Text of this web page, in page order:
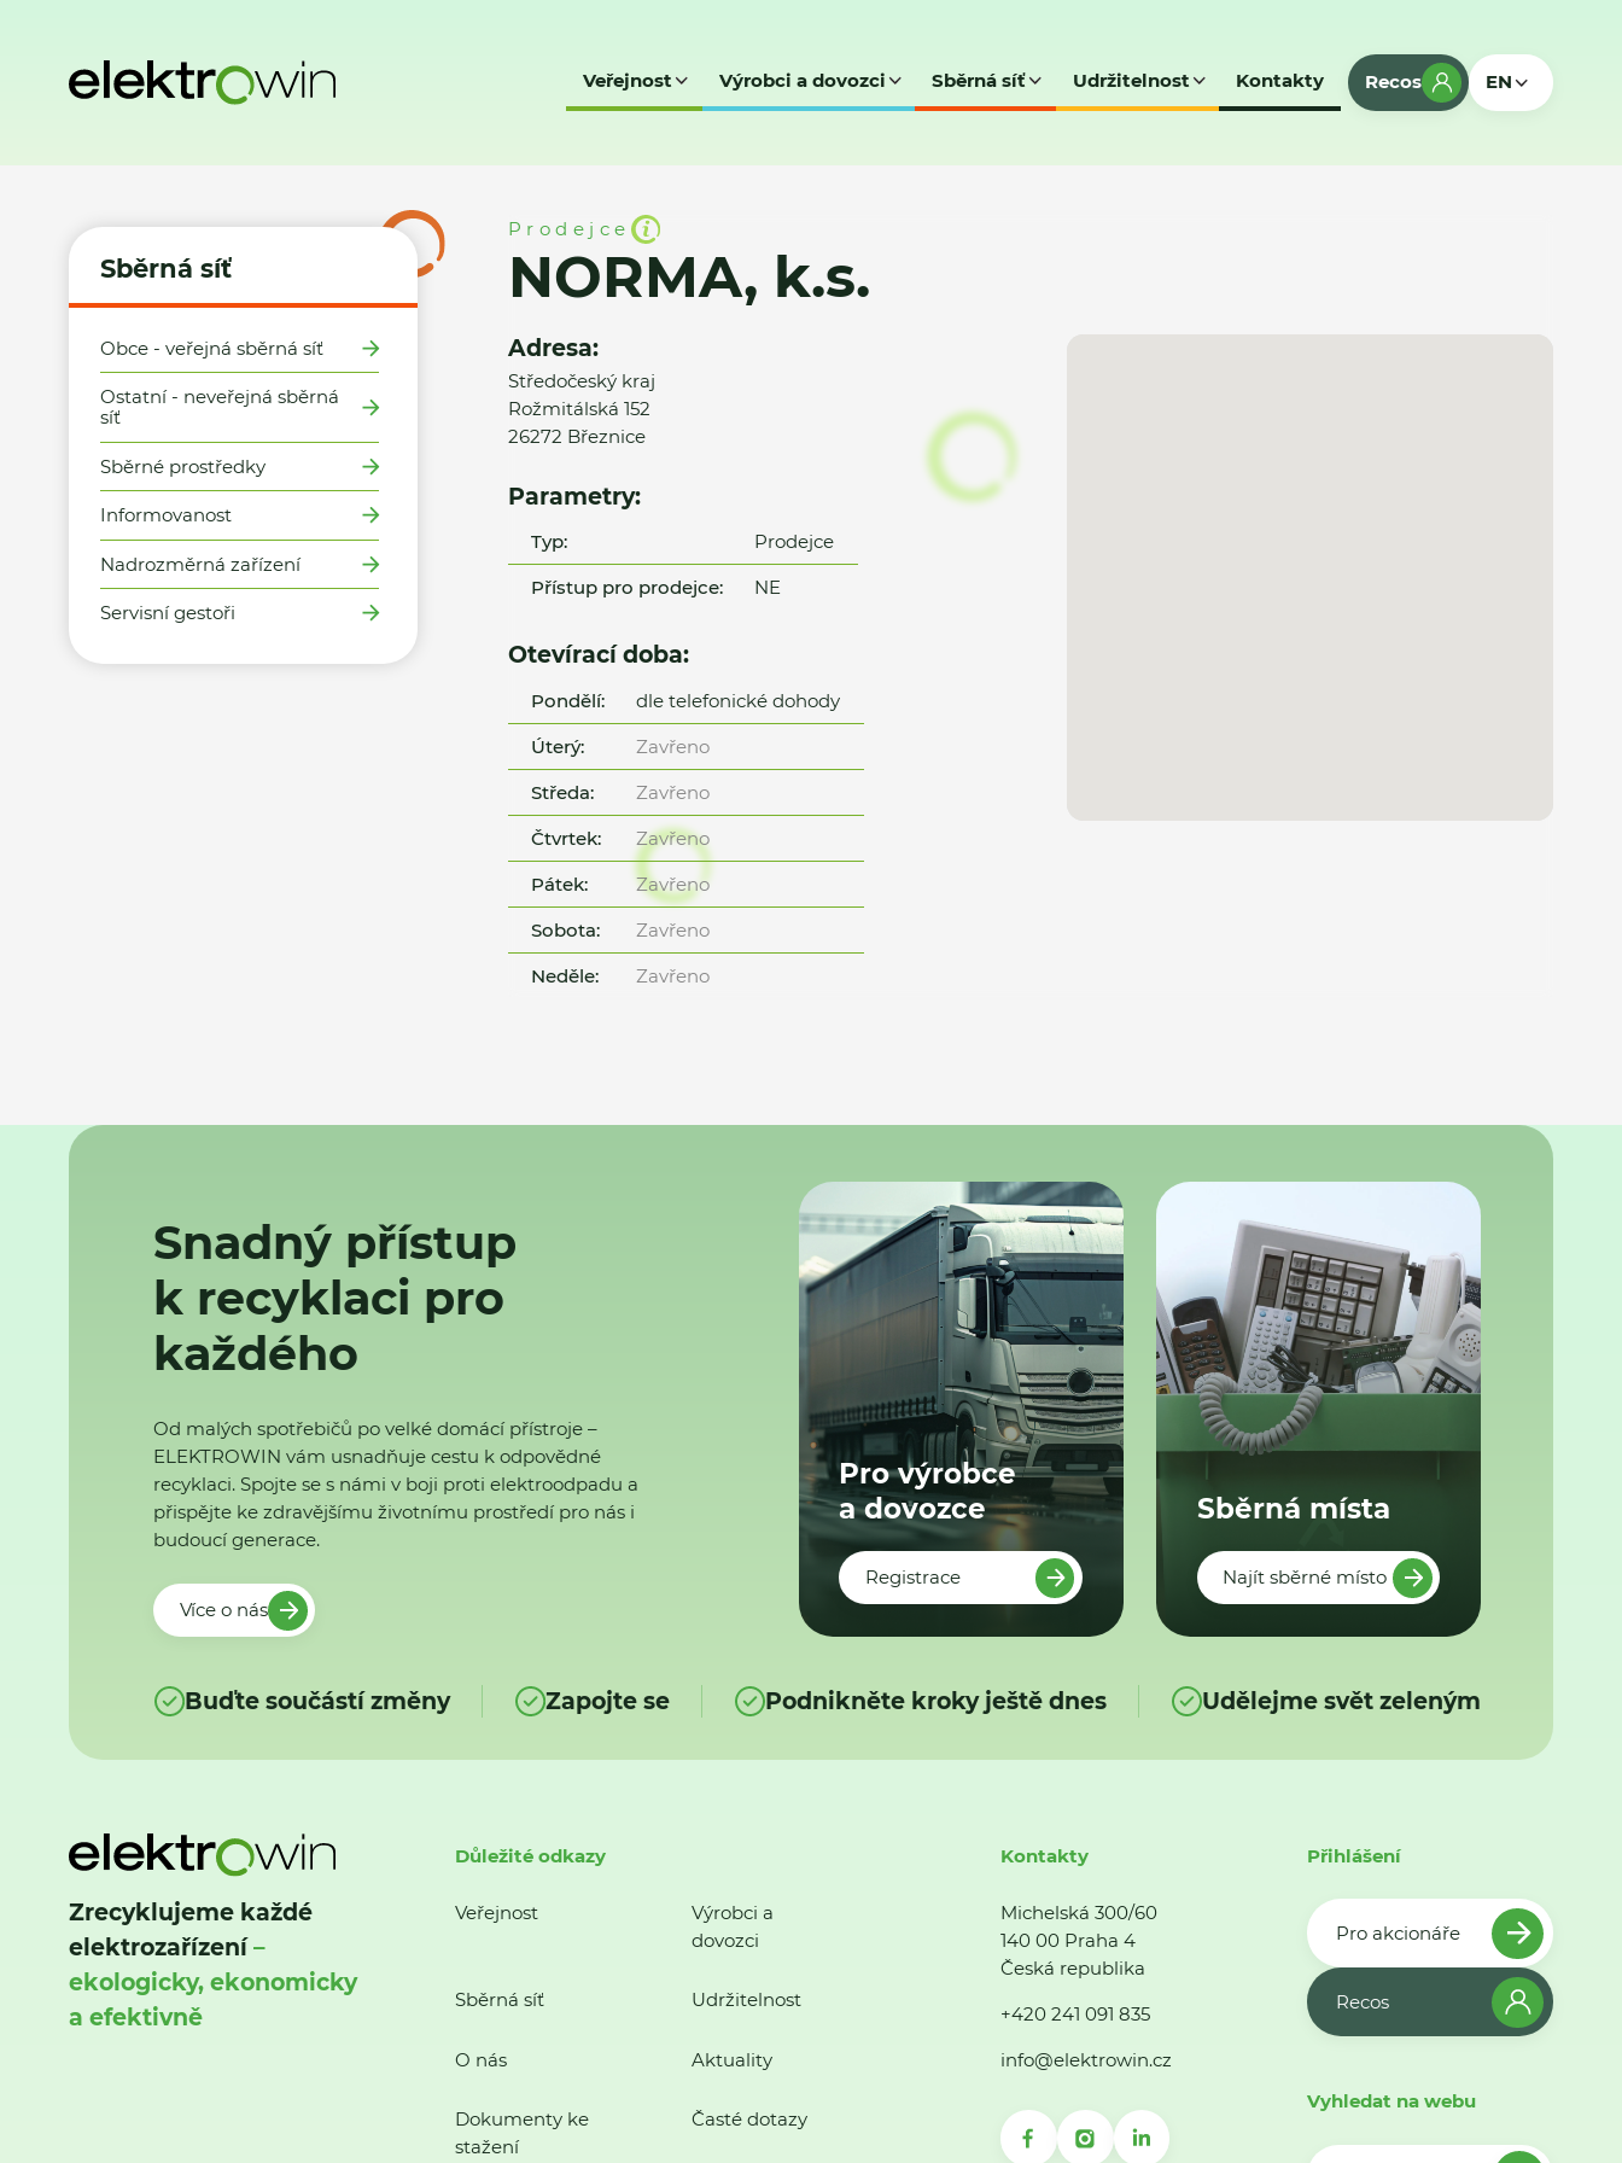
Veřejnost Výrobci a dovozci Sběrná síť Udržitelnost Kontakty Recos EN
Sběrná síť
Obce - veřejná sběrná síť
Ostatní - neveřejná sběrná
síť
Sběrné prostředky
Informovanost
Nadrozměrná zařízení
Servisní gestoři
Prodejce
NORMA, k.s.
Adresa:
Středočeský kraj
Rožmitálská 152
26272 Březnice
Parametry:
Typ:
Prodejce
Přístup pro prodejce:
NE
Otevírací doba:
Pondělí:
dle telefonické dohody
Úterý:
Zavřeno
Středa:
Zavřeno
Čtvrtek:
Zavřeno
Pátek:
Zavřeno
Sobota:
Zavřeno
Neděle:
Zavřeno
Snadný přístup
k recyklaci pro
každého
Od malých spotřebičů po velké domácí přístroje –
ELEKTROWIN vám usnadňuje cestu k odpovědné
recyklaci. Spojte se s námi v boji proti elektroodpadu a
přispějte ke zdravějšímu životnímu prostředí pro nás i
budoucí generace.
Více o nás
Pro výrobce
a dovozce
Registrace
Sběrná místa
Najít sběrné místo
Buďte součástí změny Zapojte se Podnikněte kroky ještě dnes Udělejme svět zeleným
Zrecyklujeme každé
elektrozařízení–
ekologicky, ekonomicky
a efektivně
Důležité odkazy
Veřejnost
Výrobci a
dovozci
Sběrná síť Udržitelnost
O nás Aktuality
Dokumenty ke
stažení
Časté dotazy
Kontakty
Michelská 300/60
140 00 Praha 4
Česká republika
+420 241 091 835
info@elektrowin.cz
Přihlášení
Pro akcionáře
Recos
Vyhledat na webu